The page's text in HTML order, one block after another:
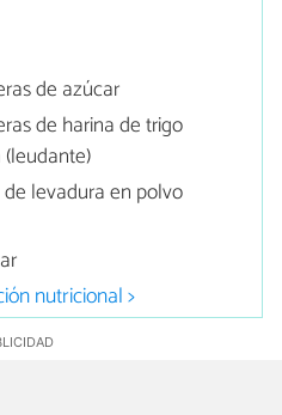
de azúcar
de harina de trigo
levadura en polvo
nutricional >